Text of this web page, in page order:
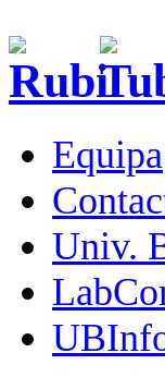
Equipa
Univ.